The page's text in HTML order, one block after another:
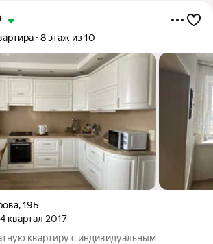
8 этаж из 10
,19Б
квартал 2017
квартиру с индивидуальным